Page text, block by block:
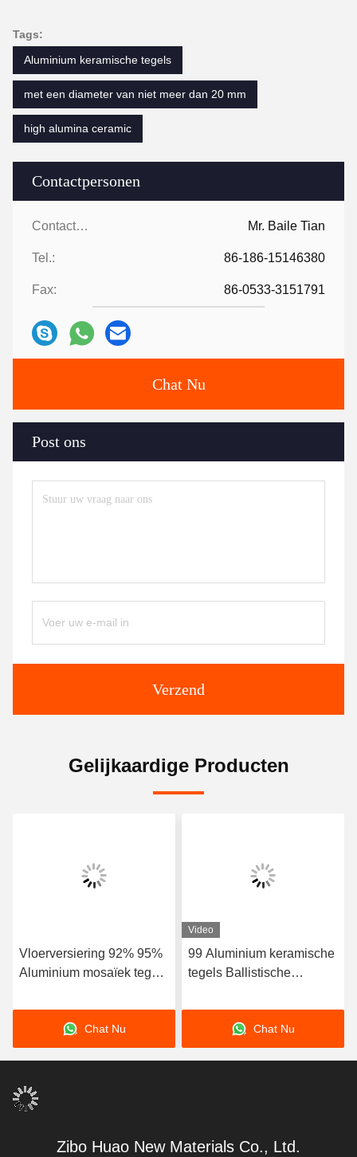
Contactpersonen
Contactpersonen: Mr. Baile Tian
Tel.: 86-186-15146380
Fax: 86-0533-3151791
Chat Nu
Post ons
Verzend
Tags:
Aluminium keramische tegels
met een diameter van niet meer dan 20 mm
high alumina ceramic
Gelijkaardige Producten
Vloerversiering 92% 95%
Aluminium mosaïek tegels
Chat Nu
Video
99 Aluminium keramische
tegels Ballistische
luchtsluis
Chat Nu
Zibo Huao New Materials Co., Ltd.